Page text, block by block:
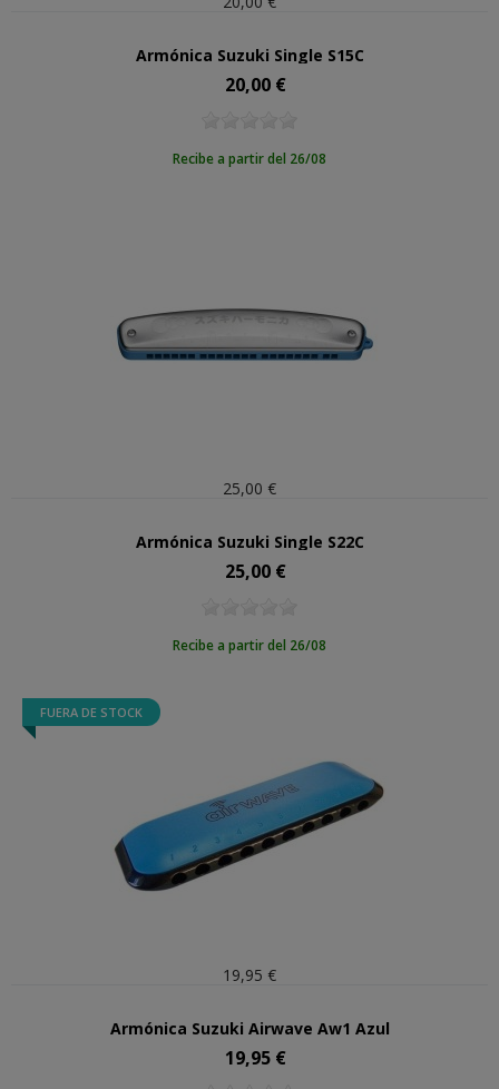
Armónica Suzuki Single S15C
Precio
20,00 €
Recibe a partir del 26/08
25,00 €
Armónica Suzuki Single S22C
Precio
25,00 €
Recibe a partir del 26/08
FUERA DE STOCK
19,95 €
Armónica Suzuki Airwave Aw1 Azul
Precio
19,95 €